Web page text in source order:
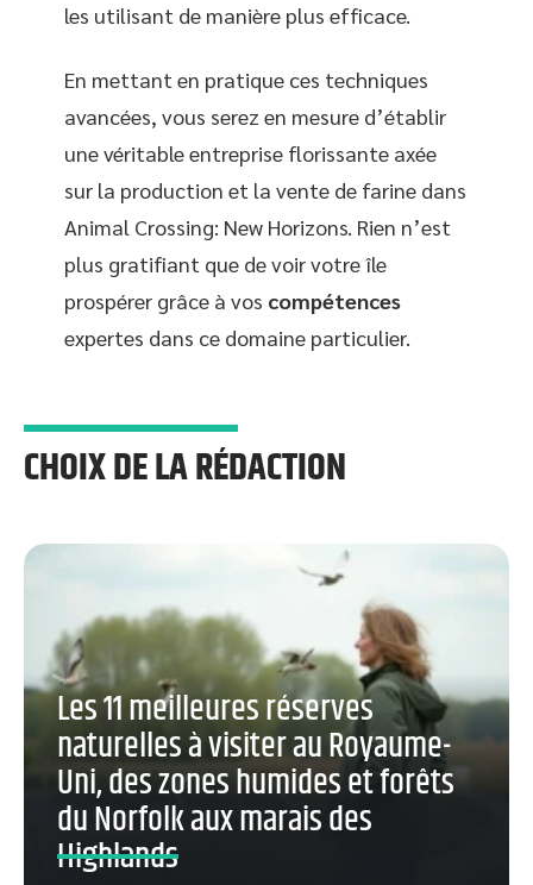
les utilisant de manière plus efficace.
En mettant en pratique ces techniques
avancées, vous serez en mesure d’établir
une véritable entreprise florissante axée
sur la production et la vente de farine dans
Animal Crossing: New Horizons. Rien n’est
plus gratifiant que de voir votre île
prospérer grâce à vos compétences
expertes dans ce domaine particulier.
CHOIX DE LA RÉDACTION
Les 11 meilleures réserves
naturelles à visiter au Royaume-
Uni, des zones humides et forêts
du Norfolk aux marais des
Highlands